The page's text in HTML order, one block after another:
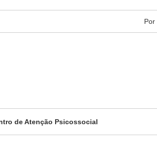
Por
de Atenção Psicossocial